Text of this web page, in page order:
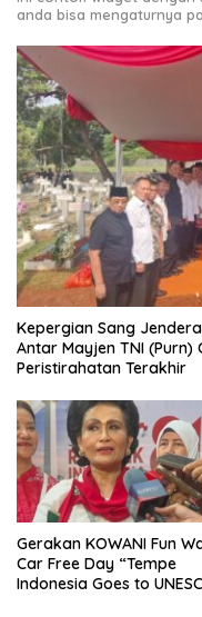
anda bisa mengaturnya
Kepergian Sang
Antar Mayjen TNI (Purn)
Peristirahatan Terakhir
Gerakan KOWANI Fun
Car Free Day “Tempe
Indonesia Goes to